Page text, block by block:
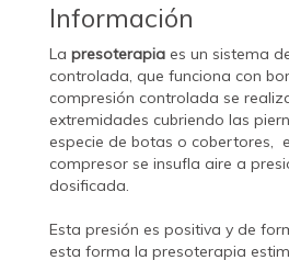
Información
La presoterapia es un sistema
controlada, que funciona con
compresión controlada se
extremidades cubriendo las
especie de botas o cobertores,
compresor se insufla aire a
dosificada.
Esta presión es positiva y de
esta forma la presoterapia